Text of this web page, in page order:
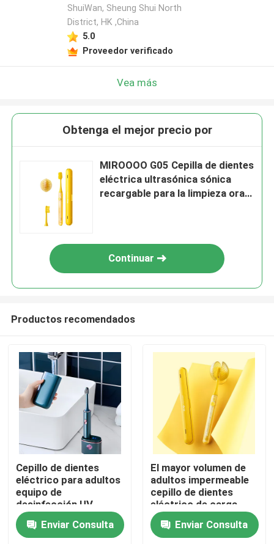
En casa
Productos
Los vídeos
ShuiWan, Sheung Shui North
District, HK ,China
5.0
Proveedor verificado
Vea más
Obtenga el mejor precio por
MIROOOO G05 Cepilla de dientes
eléctrica ultrasónica sónica
recargable para la limpieza oral
Continuar
Productos recomendados
Cepillo de dientes
eléctrico para adultos
equipo de
desinfección UV
personalizable con 4
modos de limpieza
Enviar Consulta
El mayor volumen de
adultos impermeable
cepillo de dientes
eléctrico de carga
rápida USB cepillo de
dientes personalizado
Enviar Consulta